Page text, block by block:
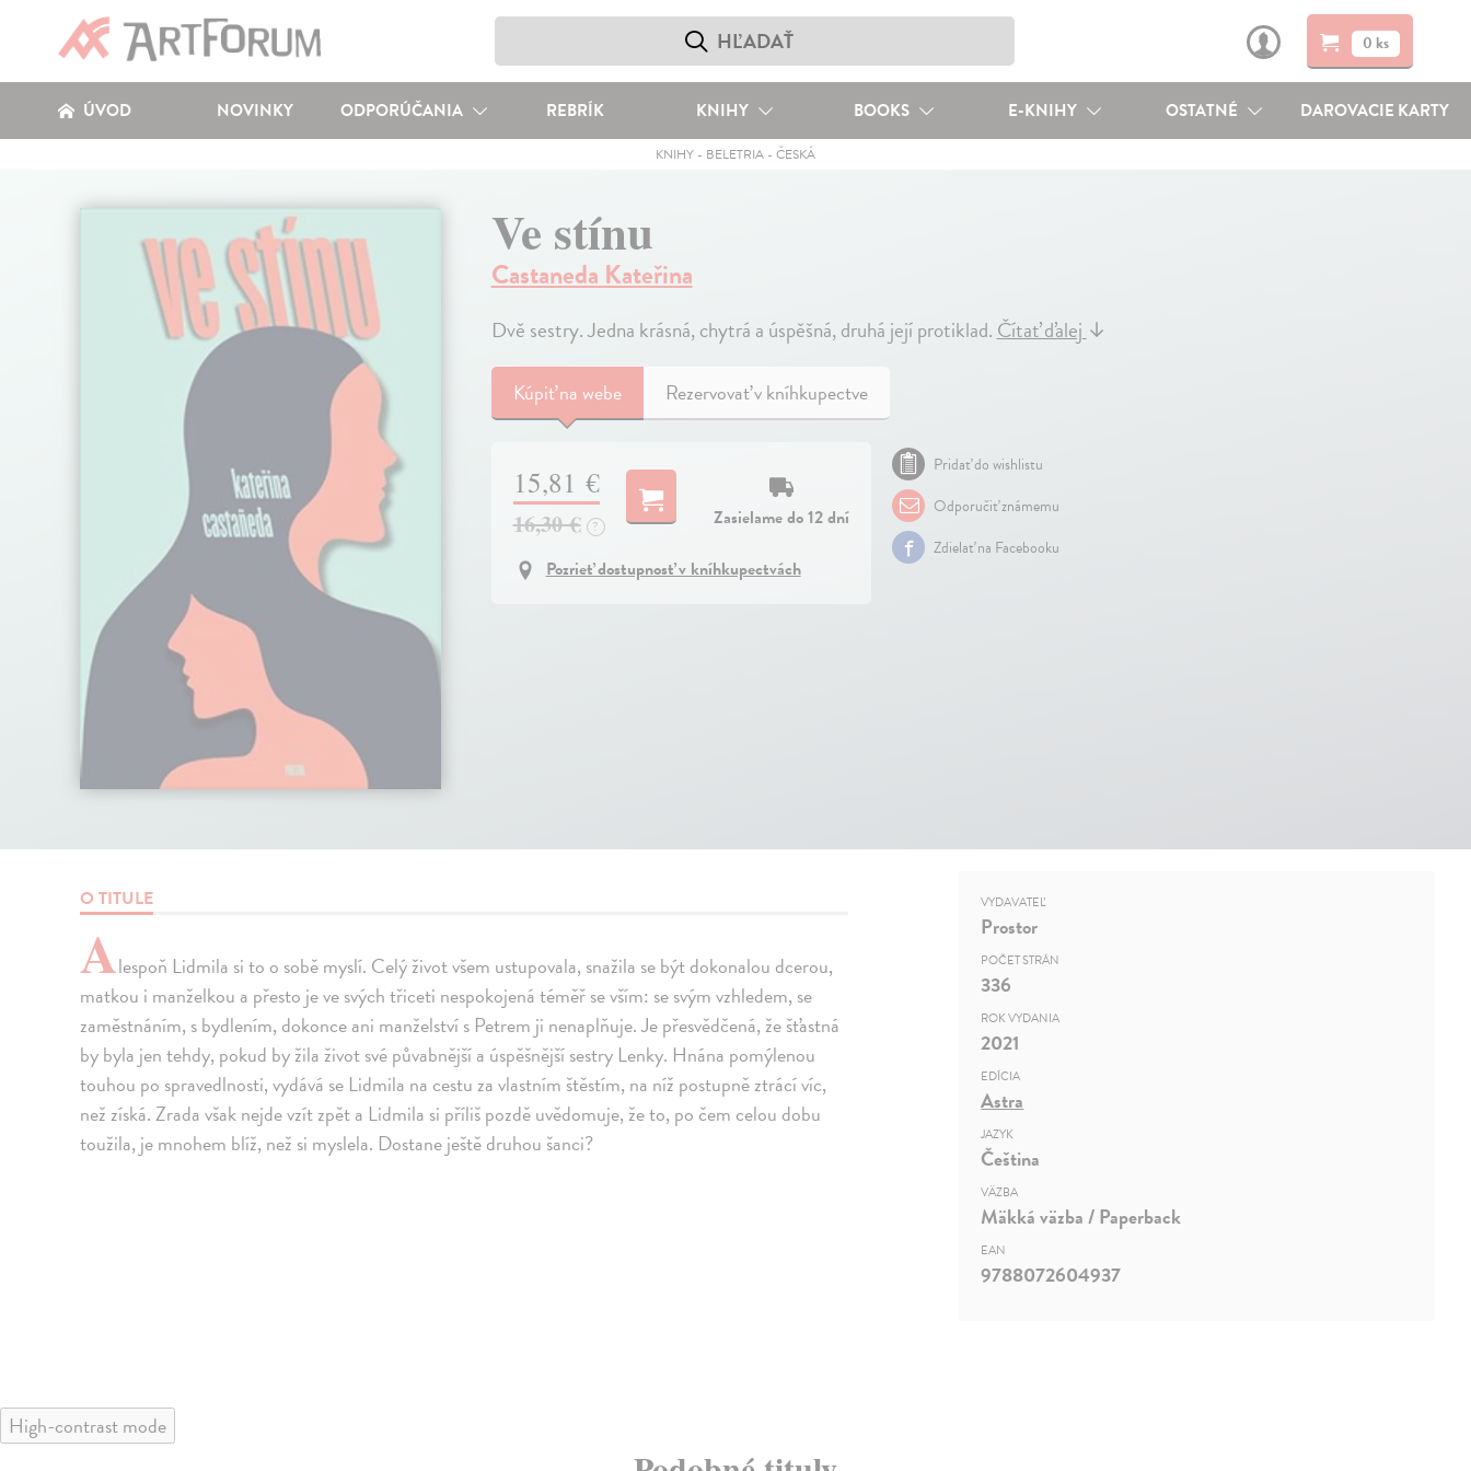
0 ks
ÚVOD NOVINKY ODPORÚČANIA REBRÍK KNIHY BOOKS E-KNIHY OSTATNÉ DAROVACIE KARTY
KNIHY- BELETRIA- ČESKÁ
Ve stínu
Castaneda Kateřina
Dvě sestry. Jedna krásná, chytrá a úspěšná, druhá její protiklad.Čítať ďalej↓
Kúpiťna webe Rezervovať v kníhkupectve
15,81 €
16,30 € ?
Zasielame do 12 dní
Pozrieť dostupnosť v kníhkupectvách
Pridať do wishlistu
Odporučiť známemu
Zdielať na Facebooku
O TITULE
Alespoň Lidmila si to o sobě myslí. Celý život všem ustupovala, snažila se být dokonalou dcerou,
matkou i manželkou a přesto je ve svých třiceti nespokojená téměř se vším: se svým vzhledem, se
zaměstnáním, s bydlením, dokonce ani manželství s Petrem ji nenaplňuje. Je přesvědčená, že šťastná
by byla jen tehdy, pokud by žila život své půvabnější a úspěšnější sestry Lenky. Hnána pomýlenou
touhou po spravedlnosti, vydává se Lidmila na cestu za vlastním štěstím, na níž postupně ztrácí víc,
než získá. Zrada však nejde vzít zpět a Lidmila si příliš pozdě uvědomuje, že to, po čem celou dobu
toužila, je mnohem blíž, než si myslela. Dostane ještě druhou šanci?
VYDAVATEĽ
Prostor
POČET STRÁN
336
ROK VYDANIA
2021
EDÍCIA
Astra
JAZYK
Čeština
VÄZBA
Mäkká väzba / Paperback
EAN
9788072604937
High-contrast mode